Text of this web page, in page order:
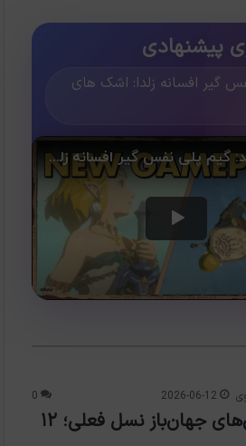
پیشنهادی
گیر افسانه زلدا: اشک های
2026-06-12
0
بهترین بازی‌های جهان‌باز نسل فعلی؛ ۱۲